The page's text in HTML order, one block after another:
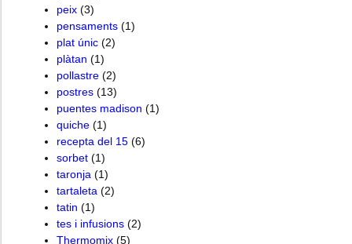
peix (3)
pensaments (1)
plat únic (2)
plàtan (1)
pollastre (2)
postres (13)
puentes madison (1)
quiche (1)
recepta del 15 (6)
sorbet (1)
taronja (1)
tartaleta (2)
tatin (1)
tes i infusions (2)
Thermomix (5)